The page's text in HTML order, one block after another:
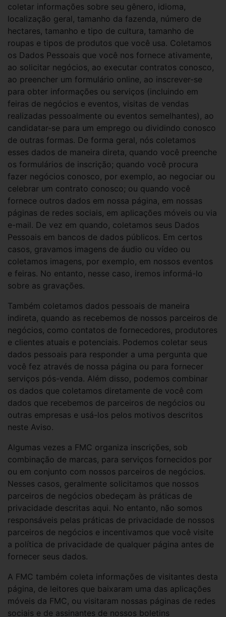
coletar informações sobre seu gênero, idioma,
localização geral, tamanho da fazenda, número de
hectares, tamanho e tipo de cultura, tamanho de
roupas e tipos de produtos que você usa. Coletamos
os Dados Pessoais que você nos fornece ativamente,
ao solicitar negócios, ao executar contratos conosco,
ao preencher um formulário online, ao inscrever-se
para obter informações ou serviços (incluindo em
feiras de negócios e eventos, visitas de vendas
realizadas pessoalmente ou eventos semelhantes), ao
candidatar-se para um emprego ou dividindo conosco
de outras formas. De forma geral, nós coletamos
esses dados de maneira direta, quando você preenche
os formulários de inscrição; quando você procura
fazer negócios conosco, por exemplo, ao negociar ou
celebrar um contrato conosco; ou quando você
fornece outros dados em nossa página, em nossas
páginas de redes sociais, em aplicações móveis ou via
e-mail. De vez em quando, coletamos seus Dados
Pessoais em bancos de dados públicos. Em certos
casos, gravamos imagens de áudio ou vídeo ou
coletamos imagens, por exemplo, em nossos eventos
e feiras. No entanto, nesse caso, iremos informá-lo
sobre as gravações.
Também coletamos dados pessoais de maneira
indireta, quando as recebemos de nossos parceiros de
negócios, como contatos de fornecedores, produtores
e clientes atuais e potenciais. Podemos coletar seus
dados pessoais para responder a uma pergunta que
você fez através de nossa página ou para fornecer
serviços pós-venda. Além disso, podemos combinar
os dados que coletamos diretamente de você com
dados que recebemos de parceiros de negócios ou
outras empresas e usá-los pelos motivos descritos
neste Aviso.
Algumas vezes a FMC organiza inscrições, sob
combinação de marcas, para serviços fornecidos por
ou em conjunto com nossos parceiros de negócios.
Nesses casos, geralmente solicitamos que nossos
parceiros de negócios obedeçam às práticas de
privacidade descritas aqui. No entanto, não somos
responsáveis pelas práticas de privacidade de nossos
parceiros de negócios e incentivamos que você visite
a política de privacidade de qualquer página antes de
fornecer seus dados.
A FMC também coleta informações de visitantes desta
página, de leitores que baixaram uma das aplicações
móveis da FMC, ou visitaram nossas páginas de redes
sociais e de assinantes de nossos boletins